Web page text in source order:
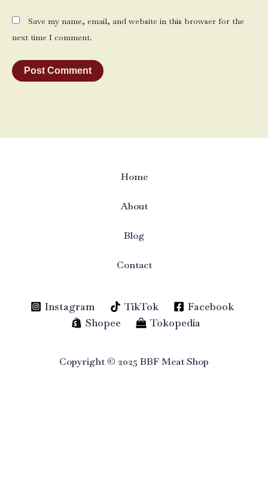
Save my name, email, and website in this browser for the
next time I comment.
Home
About
Blog
Contact
Instagram TikTok
Facebook
Shopee
Tokopedia
Copyright © 2025 BBF Meat Shop